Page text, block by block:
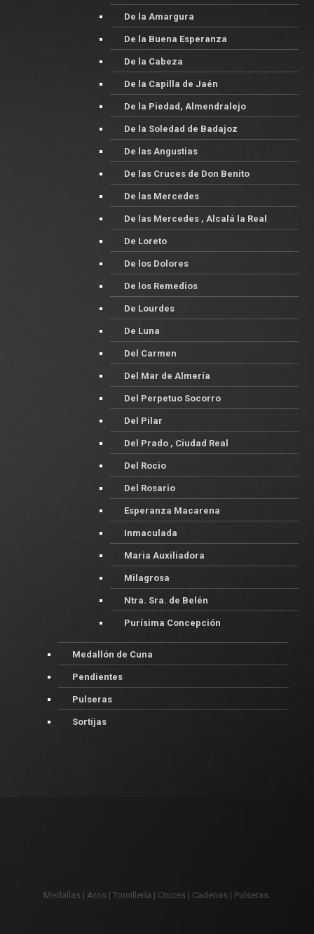
De la Amargura
De la Buena Esperanza
De la Cabeza
De la Capilla de Jaén
De la Piedad, Almendralejo
De la Soledad de Badajoz
De las Angustias
De las Cruces de Don Benito
De las Mercedes
De las Mercedes , Alcalá la Real
De Loreto
De los Dolores
De los Remedios
De Lourdes
De Luna
Del Carmen
Del Mar de Almería
Del Perpetuo Socorro
Del Pilar
Del Prado , Ciudad Real
Del Rocio
Del Rosario
Esperanza Macarena
Inmaculada
Maria Auxiliadora
Milagrosa
Ntra. Sra. de Belén
Purísima Concepción
Medallón de Cuna
Pendientes
Pulseras
Sortijas
Medallas | Aros | Tornillería | Cruces | Cadenas | Pulseras.